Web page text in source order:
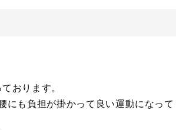
おります。
にも負担が掛かって良い運動になって